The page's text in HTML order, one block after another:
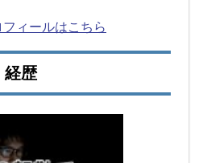
ィールはこちら
経歴